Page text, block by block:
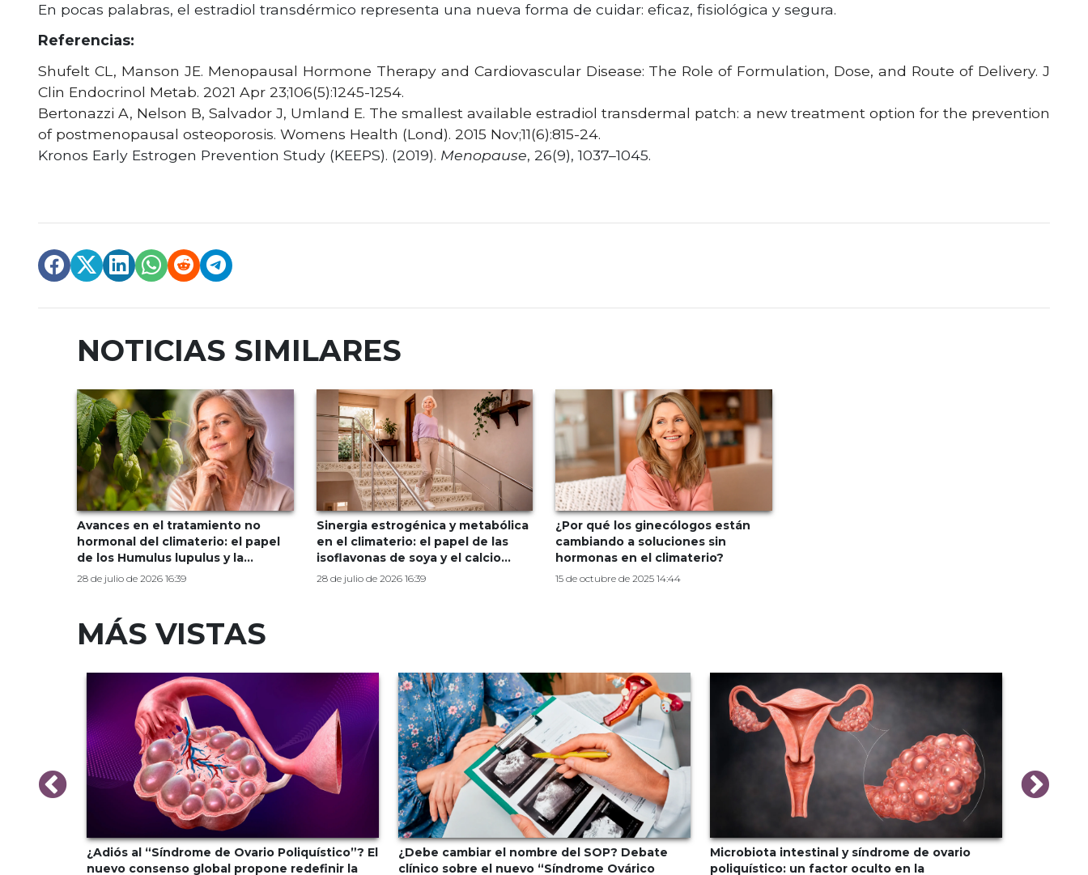
En pocas palabras, el estradiol transdérmico representa una nueva forma de cuidar: eficaz, fisiológica y segura.
Referencias:
Shufelt CL, Manson JE. Menopausal Hormone Therapy and Cardiovascular Disease: The Role of Formulation, Dose, and Route of Delivery. J
Clin Endocrinol Metab. 2021 Apr 23;106(5):1245-1254.
Bertonazzi A, Nelson B, Salvador J, Umland E. The smallest available estradiol transdermal patch: a new treatment option for the prevention
of postmenopausal osteoporosis. Womens Health (Lond). 2015 Nov;11(6):815-24.
Kronos Early Estrogen Prevention Study (KEEPS). (2019). Menopause, 26(9), 1037–1045.
NOTICIAS SIMILARES
Avances en el tratamiento no
hormonal del climaterio: el papel
de los Humulus lupulus y la
sinergia nutracéutica de Idylla
28 de julio de 2026 16:39
Sinergia estrogénica y metabólica
en el climaterio: el papel de las
isoflavonas de soya y el calcio
elemental de alta absorción
28 de julio de 2026 16:39
¿Por qué los ginecólogos están
cambiando a soluciones sin
hormonas en el climaterio?
15 de octubre de 2025 14:44
MÁS VISTAS
¿Adiós al “Síndrome de Ovario Poliquístico”? El
nuevo consenso global propone redefinir la
¿Debe cambiar el nombre del SOP? Debate
clínico sobre el nuevo “Síndrome Ovárico
Microbiota intestinal y síndrome de ovario
poliquístico: un factor oculto en la